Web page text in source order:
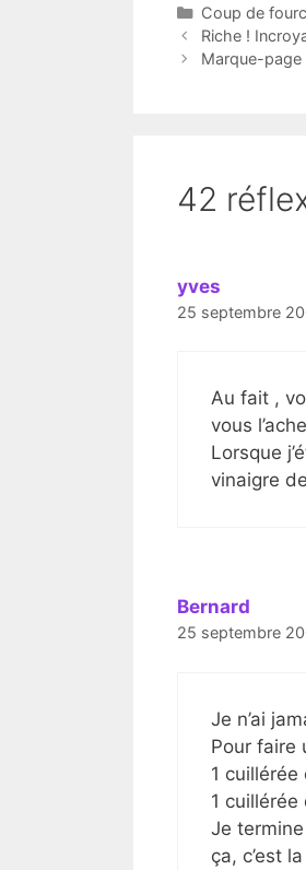
Catégories
Coup de
Riche !
Marque-page
42
yves
25 septembre
Au fait ,
vous
Lorsque
vinaigre
Bernard
25 septembre
Je n’ai
Pour faire
1 cuillérée
1
Je
ça, c’est